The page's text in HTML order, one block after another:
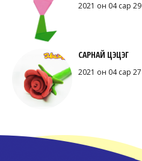
2021 он 04 сар 29
САРНАЙ ЦЭЦЭГ
2021 он 04 сар 27